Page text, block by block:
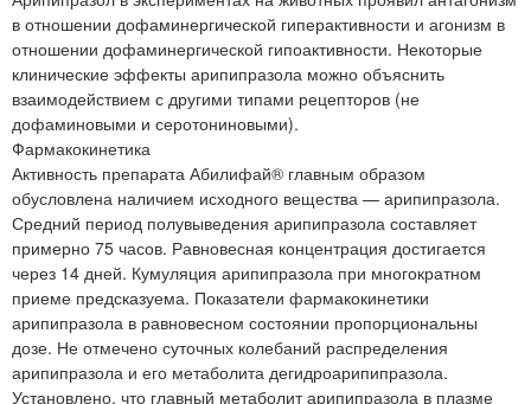
в отношении дофаминергической гиперактивности и агонизм в
отношении дофаминергической гипоактивности. Некоторые
клинические эффекты арипипразола можно объяснить
взаимодействием с другими типами рецепторов (не
дофаминовыми и серотониновыми).
Фармакокинетика
Активность препарата Абилифай® главным образом
обусловлена наличием исходного вещества — арипипразола.
Средний период полувыведения арипипразола составляет
примерно 75 часов. Равновесная концентрация достигается
через 14 дней. Кумуляция арипипразола при многократном
приеме предсказуема. Показатели фармакокинетики
арипипразола в равновесном состоянии пропорциональны
дозе. Не отмечено суточных колебаний распределения
арипипразола и его метаболита дегидроарипипразола.
Установлено, что главный метаболит арипипразола в плазме